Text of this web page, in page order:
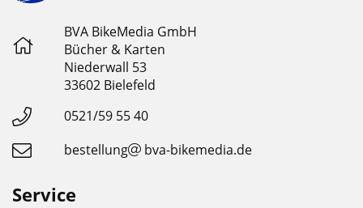
BVA BikeMedia GmbH
Bücher & Karten
Niederwall 53
33602 Bielefeld
0521/59 55 40
bestellung
bva-bikemedia.de
Service